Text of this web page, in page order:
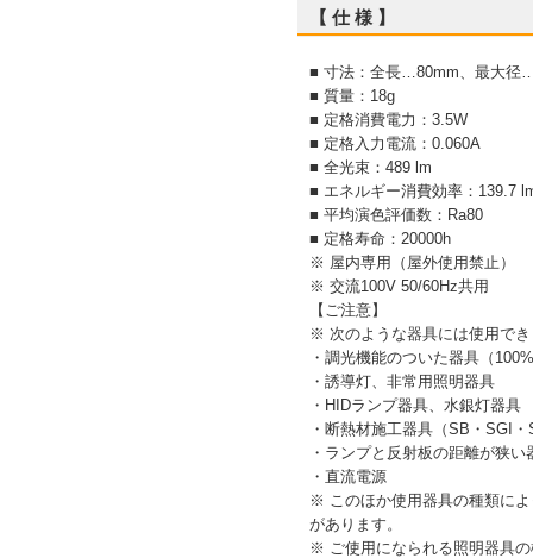
【 仕 様 】
■ 寸法：全長…80mm、最大径
■ 質量：18g
■ 定格消費電力：3.5W
■ 定格入力電流：0.060A
■ 全光束：489 lm
■ エネルギー消費効率：139.7
■ 平均演色評価数：Ra80
■ 定格寿命：20000h
※ 屋内専用（屋外使用禁止）
※ 交流100V 50/60Hz共用
【ご注意】
※ 次のような器具には使用で
・調光機能のついた器具（
・誘導灯、非常用照明器具
・HIDランプ器具、水銀灯器具
・断熱材施工器具（SB・SGI
・ランプと反射板の距離が狭い
・直流電源
※ このほか使用器具の種類に
があります。
※ ご使用になられる照明器具